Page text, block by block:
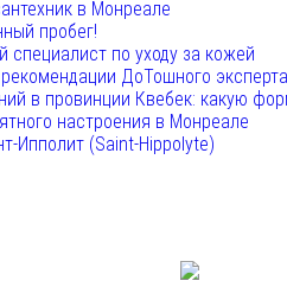
в Монреале
пробег!
специалист по уходу за кожей
ДоТошного эксперта
в провинции Квебек: какую
настроения в Монреале
Ипполит (Saint-Hippolyte)